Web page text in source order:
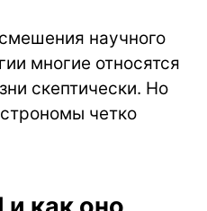
научного
многие относятся
скептически. Но
четко